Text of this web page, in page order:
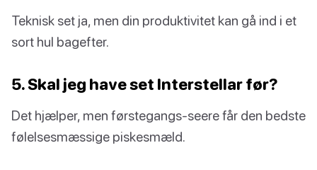
Teknisk set ja, men din produktivitet kan gå ind i et
sort hul bagefter.
5. Skal jeg have set Interstellar før?
Det hjælper, men førstegangs-seere får den bedste
følelsesmæssige piskesmæld.